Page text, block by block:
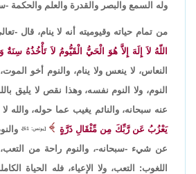
وله السمع والبصر والقدرة والعلم والحكمة -
من تمام حياته وقيوميته أنه لا ينام، قال -
اللّهُ لاَ إِلَهَ إِلاَّ هُوَ الْحَيُّ الْقَيُّومُ لاَ تَأْخُذُهُ سِنَةٌ
النعاس، لا ينعس ولا ينام، والنوم أخو
النوم، ولا النوم نفسه، وهذا نقص لا يليق
عنه سبحانه، والنائم يغيب عما حوله، والله
يَعْزُبُ عَن رَّبِّكَ مِن مِّثْقَالِ ذَرَّةٍ
[يونس: 61]،
عن شيء -سبحانه-، والنوم راحة من
اللغوب: التعب، ولا الإعياء، فله الحياة